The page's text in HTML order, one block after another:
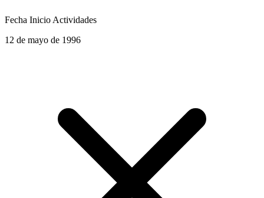
Fecha Inicio Actividades
12 de mayo de 1996